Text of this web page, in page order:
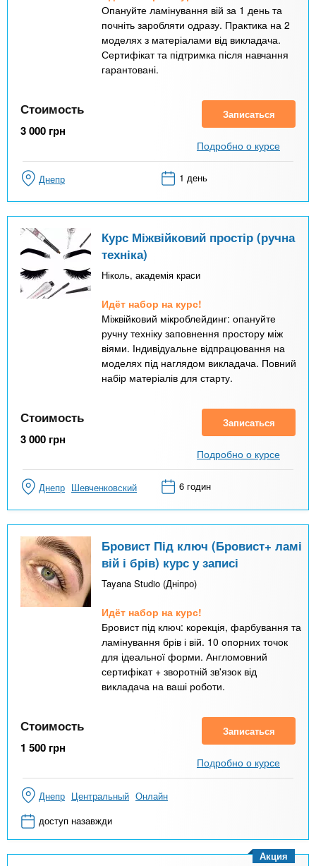
Опануйте ламінування вій за 1 день та
почніть заробляти одразу. Практика на 2
моделях з матеріалами від викладача.
Сертифікат та підтримка після навчання
гарантовані.
Стоимость
3 000 грн
Записаться
Подробно о курсе
Днепр 1 день
Курс Міжвійковий простір (ручна
техніка)
Ніколь, академія краси
Идёт набор на курс!
Міжвійковий мікроблейдинг: опануйте
ручну техніку заповнення простору між
віями. Індивідуальне відпрацювання на
моделях під наглядом викладача. Повний
набір матеріалів для старту.
Стоимость
3 000 грн
Записаться
Подробно о курсе
Днепр Шевченковский 6 годин
Бровист Під ключ (Бровист+ ламі
вій і брів) курс у записі
Tayana Studio (Дніпро)
Идёт набор на курс!
Бровист під ключ: корекція, фарбування та
ламінування брів і вій. 10 опорних точок
для ідеальної форми. Англомовний
сертифікат + зворотній зв'язок від
викладача на ваші роботи.
Стоимость
1 500 грн
Записаться
Подробно о курсе
Днепр Центральный Онлайн
доступ назавжди
Акция